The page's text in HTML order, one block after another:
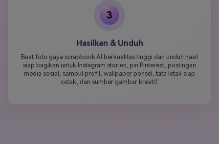
3
Hasilkan & Unduh
Buat foto gaya scrapbook AI berkualitas tinggi dan unduh hasil
siap bagikan untuk Instagram stories, pin Pinterest, postingan
media sosial, sampul profil, wallpaper ponsel, tata letak siap
cetak, dan sumber gambar kreatif.